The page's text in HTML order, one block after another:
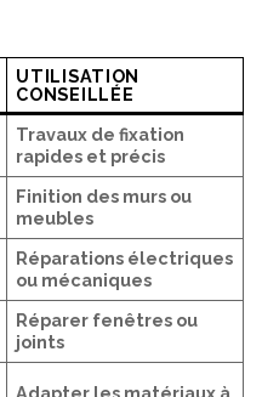
UTILISATION
CONSEILLÉE
Travaux de fixation
rapides et précis
Finition des murs ou
meubles
Réparations électriques
ou mécaniques
Réparer fenêtres ou
joints